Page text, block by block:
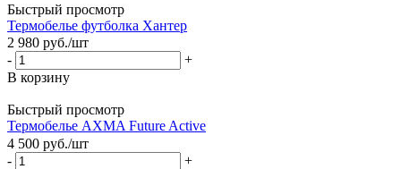
Быстрый просмотр
Термобелье футболка Хантер
2 980 руб./шт
-
+
В корзину
Быстрый просмотр
Термобелье AXMA Future Active
4 500 руб./шт
-
+